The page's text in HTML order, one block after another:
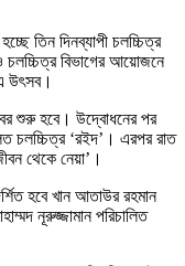
তিন দিনব্যাপী চলচ্চিত্র
চলচ্চিত্র বিভাগের আয়োজনে
উৎসব।
শুরু হবে। উদ্বোধনের পর
চলচ্চিত্র ‘রইদ’। এরপর রাত
থেকে নেয়া’।
হবে খান আতাউর রহমান
নূরুজ্জামান পরিচালিত